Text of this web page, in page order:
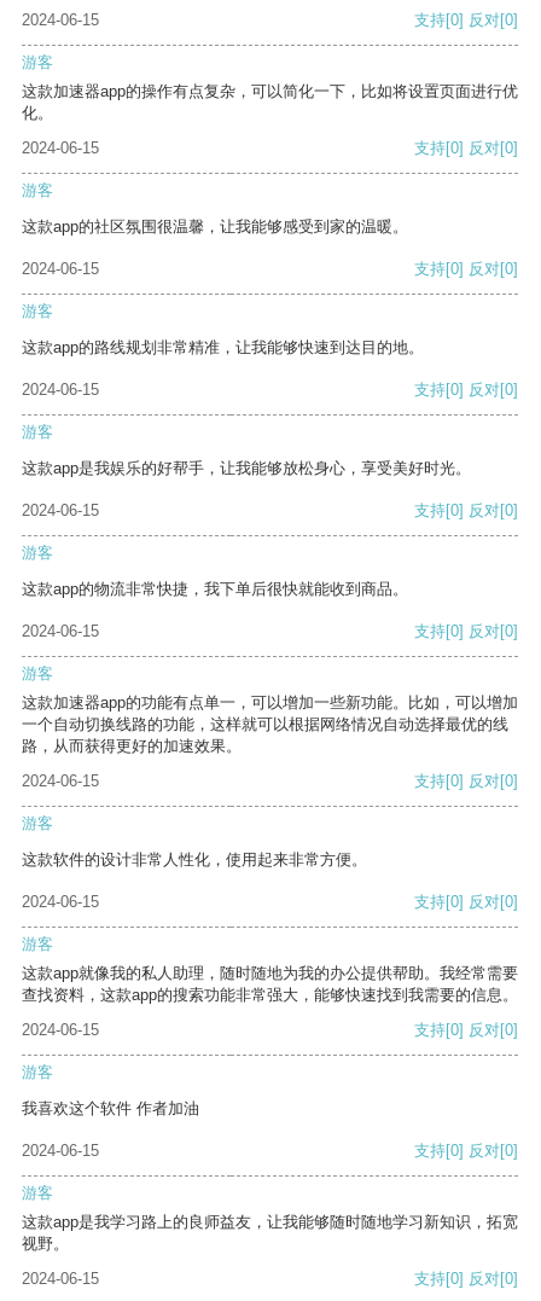
2024-06-15 支持[0] 反对[0]
游客
这款加速器app的操作有点复杂，可以简化一下，比如将设置页面进行优
化。
2024-06-15
支持[0] 反对[0]
游客
这款app的社区氛围很温馨，让我能够感受到家的温暖。
2024-06-15 支持[0] 反对[0]
游客
这款app的路线规划非常精准，让我能够快速到达目的地。
2024-06-15 支持[0] 反对[0]
游客
这款app是我娱乐的好帮手，让我能够放松身心，享受美好时光。
2024-06-15 支持[0] 反对[0]
游客
这款app的物流非常快捷，我下单后很快就能收到商品。
2024-06-15 支持[0] 反对[0]
游客
这款加速器app的功能有点单一，可以增加一些新功能。比如，可以增加
一个自动切换线路的功能，这样就可以根据网络情况自动选择最优的线
路，从而获得更好的加速效果。
2024-06-15
支持[0] 反对[0]
游客
这款软件的设计非常人性化，使用起来非常方便。
2024-06-15 支持[0] 反对[0]
游客
这款app就像我的私人助理，随时随地为我的办公提供帮助。我经常需要
查找资料，这款app的搜索功能非常强大，能够快速找到我需要的信息。
2024-06-15
支持[0] 反对[0]
游客
我喜欢这个软件 作者加油
2024-06-15 支持[0] 反对[0]
游客
这款app是我学习路上的良师益友，让我能够随时随地学习新知识，拓宽
视野。
2024-06-15
支持[0] 反对[0]